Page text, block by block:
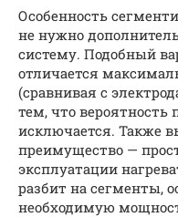
Особенность
не нужно
систему. Подобный
отличается
(сравнивая с
тем, что вероятность
исключается. Также
преимущество —
эксплуатации
разбит на сегменты,
необходимую